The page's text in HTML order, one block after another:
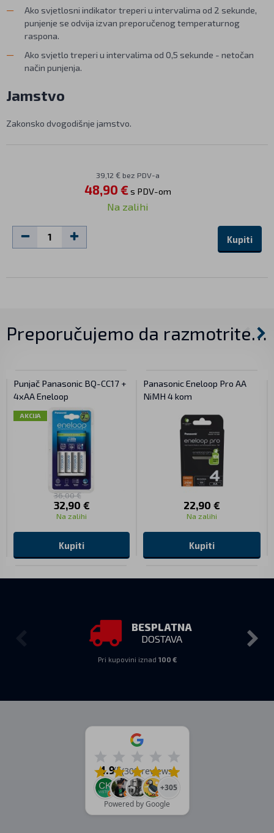
Ako svjetlosni indikator treperi u intervalima od 2 sekunde,
punjenje se odvija izvan preporučenog temperaturnog
raspona.
Ako svjetlo treperi u intervalima od 0,5 sekunde - netočan
način punjenja.
Jamstvo
Zakonsko dvogodišnje jamstvo.
39,12 € bez PDV-a
48,90 € s PDV-om
Na zalihi
Kupiti
Preporučujemo da razmotrite…
Punjač Panasonic BQ-CC17 +
4xAA Eneloop
AKCIJA
36,00 €
32,90 €
Na zalihi
Kupiti
Panasonic Eneloop Pro AA
NiMH 4 kom
22,90 €
Na zalihi
Kupiti
BESPLATNA
DOSTAVA
Pri kupovini iznad 100 €
4.9/5(309 reviews)
+305
Powered by Google